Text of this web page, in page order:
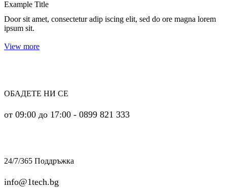
Example Title
Door sit amet, consectetur adip iscing elit, sed do ore magna lorem
ipsum sit.
View more
ОБАДЕТЕ НИ СЕ
от 09:00 до 17:00 - 0899 821 333
24/7/365 Поддръжка
info@1tech.bg